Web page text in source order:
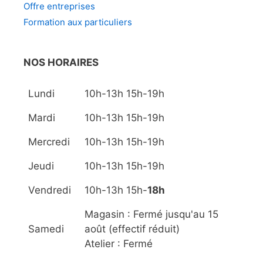
Offre entreprises
Formation aux particuliers
NOS HORAIRES
Lundi 10h-13h 15h-19h
Mardi 10h-13h 15h-19h
Mercredi 10h-13h 15h-19h
Jeudi 10h-13h 15h-19h
Vendredi 10h-13h 15h-18h
Samedi
Magasin : Fermé jusqu'au 15
août (effectif réduit)
Atelier : Fermé